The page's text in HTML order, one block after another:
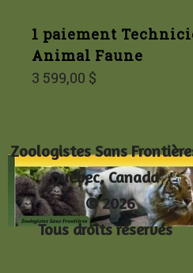
1 paiement
Animal Faune
3 599,00 $
Zoologistes Sans
Québec, Canada
© 2026
Tous droits réservés